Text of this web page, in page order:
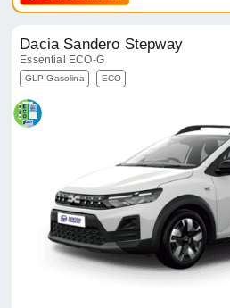
Dacia Sandero Stepway
Essential ECO-G
GLP-Gasolina ECO